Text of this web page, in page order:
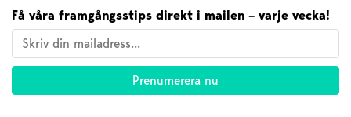
Få våra framgångsstips direkt i mailen – varje vecka!